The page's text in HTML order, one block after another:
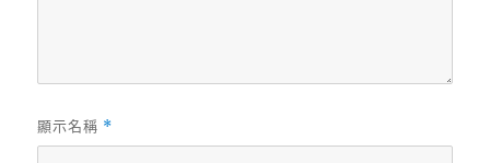
顯示名稱 *